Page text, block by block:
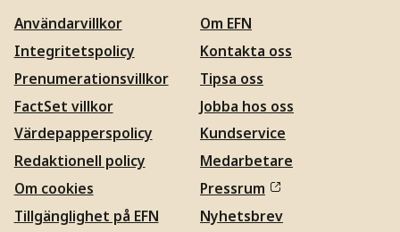
Användarvillkor
Integritetspolicy
Prenumerationsvillkor
FactSet villkor
Värdepapperspolicy
Redaktionell policy
Om cookies
Tillgänglighet på EFN
Om EFN
Kontakta oss
Tipsa oss
Jobba hos oss
Kundservice
Medarbetare
Pressrum
Nyhetsbrev